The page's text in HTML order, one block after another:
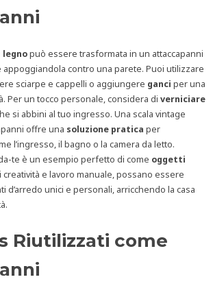
legnopuò essere trasformata in un attaccapanni
contro una parete. Puoi utilizzare
sciarpe e cappelli o aggiungere ganci per una
Per un tocco personale, considera di verniciare
si abbini al tuo ingresso. Una scala vintage
offre una soluzione pratica per
l’ingresso, il bagno o la camera da letto.
te è un esempio perfetto di come oggetti
creatività e lavoro manuale, possano essere
d’arredo unici e personali, arricchendo la casa
Riutilizzati come